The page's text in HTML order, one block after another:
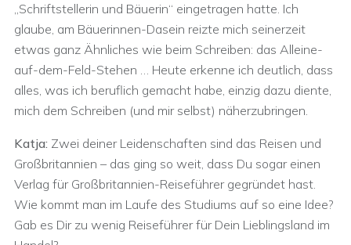
„Schriftstellerin und Bäuerin“ eingetragen hatte. Ich
glaube, am Bäuerinnen-Dasein reizte mich seinerzeit
etwas ganz Ähnliches wie beim Schreiben: das Alleine-
auf-dem-Feld-Stehen … Heute erkenne ich deutlich, dass
alles, was ich beruflich gemacht habe, einzig dazu diente,
mich dem Schreiben (und mir selbst) näherzubringen.
Katja: Zwei deiner Leidenschaften sind das Reisen und
Großbritannien – das ging so weit, dass Du sogar einen
Verlag für Großbritannien-Reiseführer gegründet hast.
Wie kommt man im Laufe des Studiums auf so eine Idee?
Gab es Dir zu wenig Reiseführer für Dein Lieblingsland im